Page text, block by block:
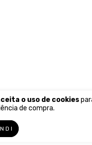
o uso de cookies
de compra.